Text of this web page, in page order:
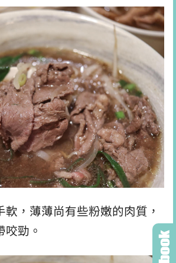
軟，薄薄尚有些粉嫩的肉質，
咬勁。